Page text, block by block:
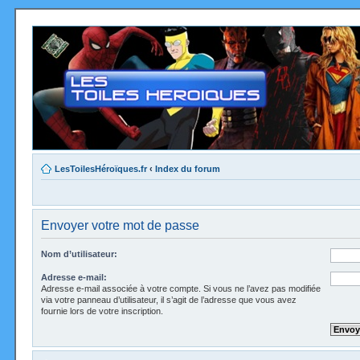
LesToilesHéroïques.fr ‹ Index du forum
Envoyer votre mot de passe
Nom d’utilisateur:
Adresse e-mail:
Adresse e-mail associée à votre compte. Si vous ne l’avez pas modifiée
via votre panneau d’utilisateur, il s’agit de l’adresse que vous avez
fournie lors de votre inscription.